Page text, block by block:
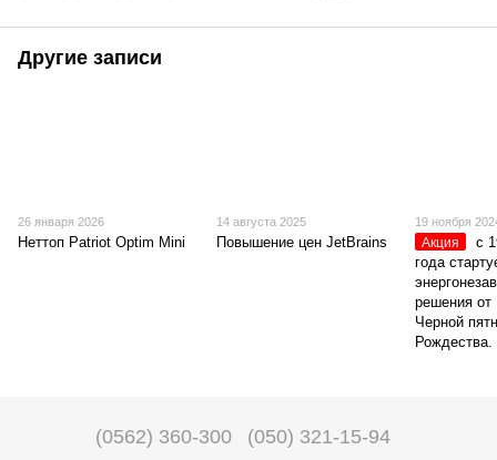
Другие записи
26 января 2026
Неттоп Patriot Optim Mini
14 августа 2025
Повышение цен JetBrains
19 ноября
Акция
с
года
решения от
Черной
Рождества.
(0562) 360-300 (050) 321-15-94